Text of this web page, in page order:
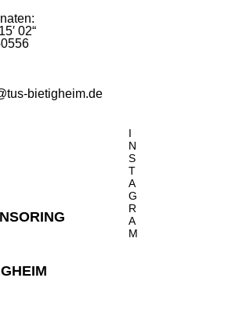
02“
bietigheim.de
I
N
S
T
A
G
R
A
M